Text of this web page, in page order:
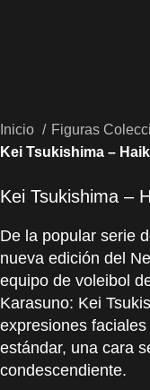
Inicio Figuras
Kei Tsukishima –
Kei Tsukishima –
De la popular serie
nueva edición del
equipo de voleibol
Karasuno: Kei
expresiones
estándar, una cara
condescendiente.